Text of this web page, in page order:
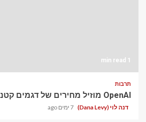
1 min read
תרבות
OpenAI מוזיל מחירים של דגמים קטנים יותר
דנה לוי (Dana Levy) 7 ימים ago